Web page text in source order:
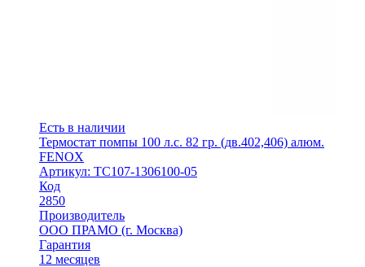
Есть в наличии
Термостат помпы 100 л.с. 82 гр. (дв.402,406) алюм.
FENOX
Артикул: ТС107-1306100-05
Код
2850
Производитель
ООО ПРАМО (г. Москва)
Гарантия
12 месяцев